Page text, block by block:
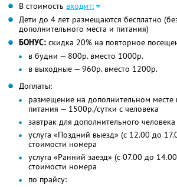
В стоимость входит:
Дети до 4 лет размещаются бесплатно
дополнительного места и питания)
БОНУС: скидка 20% на повторное
в будни — 800р. вместо 1000р.
в выходные — 960р. вместо 1200р.
Доплаты:
размещение на дополнительном месте
питания — 1500р./сутки с человека
завтрак для дополнительного
услуга «Поздний выезд» (с 12.00 до
стоимости номера
услуга «Ранний заезд» (с 07.00 до
стоимости номера
по прайсу: